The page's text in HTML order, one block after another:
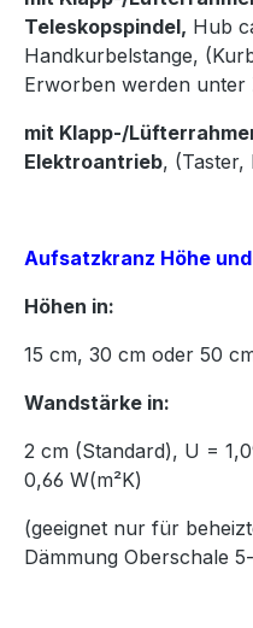
Teleskopspindel, Hub
Handkurbelstange,
Erworben werden unter
mit Klapp-/
Elektroantrieb, (Taster,
Aufsatzkranz Höhe
Höhen in:
15 cm, 30 cm oder 50
Wandstärke in:
2 cm (Standard), U =
0,66 W(m²K)
(geeignet nur für
Dämmung Oberschale